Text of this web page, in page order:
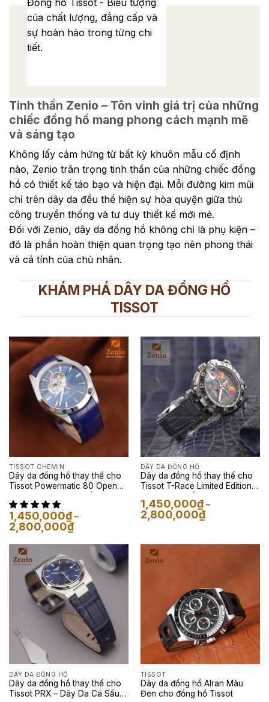
Đồng hồ Tissot - Biểu tượng
của chất lượng, đẳng cấp và
sự hoàn hảo trong từng chi
tiết.
Tinh thần Zenio – Tôn vinh giá trị của những
chiếc đồng hồ mang phong cách mạnh mẽ
và sáng tạo
Không lấy cảm hứng từ bất kỳ khuôn mẫu cố định
nào, Zenio trân trọng tinh thần của những chiếc đồng
hồ có thiết kế táo bạo và hiện đại. Mỗi đường kim mũi
chỉ trên dây da đều thể hiện sự hòa quyện giữa thủ
công truyền thống và tư duy thiết kế mới mẻ.
Đối với Zenio, dây da đồng hồ không chỉ là phụ kiện –
đó là phần hoàn thiện quan trọng tạo nên phong thái
và cá tính của chủ nhân.
KHÁM PHÁ DÂY DA ĐỒNG HỒ
TISSOT
TISSOT CHEMIN
Dây da đồng hồ thay thế cho
Tissot Powermatic 80 Open
Navy
1,450,000₫ –
2,800,000₫Khoảng
giá:
1,450,000₫
2,800,000₫
DÂY DA ĐỒNG HỒ
Dây da đồng hồ thay thế cho
Tissot T-Race Limited Edition –
1,450,000₫ –
2,800,000₫Khoảng
giá:
đến
DÂY DA ĐỒNG HỒ
Dây da đồng hồ thay thế cho
Tissot PRX – Dây Da Cá Sấu
TISSOT
Dây da đồng hồ Alran Màu
Đen cho đồng hồ Tissot